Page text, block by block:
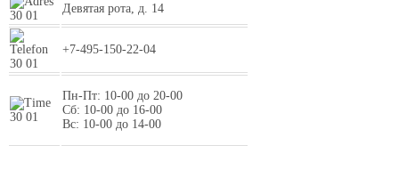
Девятая рота, д. 14
+7-495-150-22-04
Пн-Пт: 10-00 до 20-00
Сб: 10-00 до 16-00
Вс: 10-00 до 14-00